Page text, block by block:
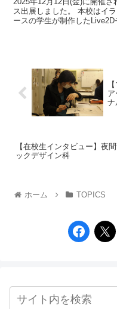
ス出展しました。 本校はイラストレーション科コミックイラストコ
ースの学生が制作した
ナ
【在校生インタビュー】夜
ックデザイン科
ホーム TOPICS